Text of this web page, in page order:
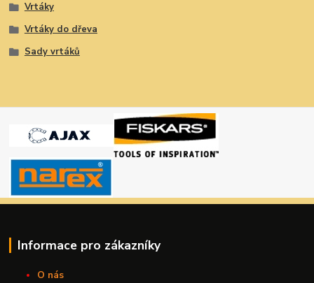
Vrtáky
Vrtáky do dřeva
Sady vrtáků
Informace pro zákazníky
O nás